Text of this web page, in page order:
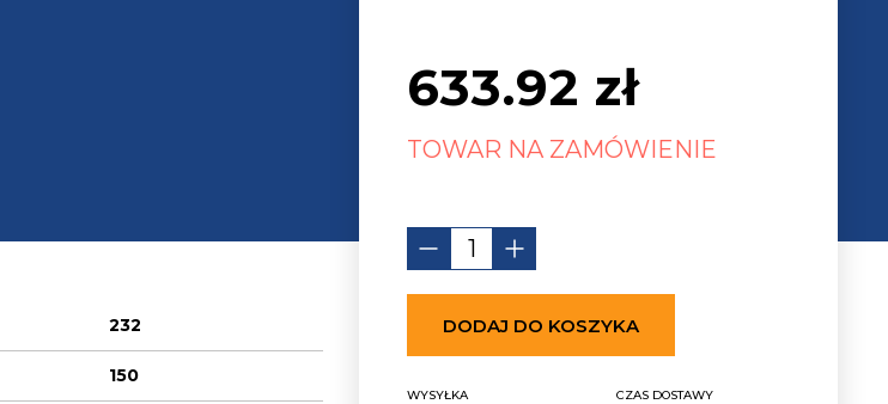
232
150
633.92 zł
TOWAR NA ZAMÓWIENIE
DODAJ DO KOSZYKA
WYSYŁKA
CZAS DOSTAWY